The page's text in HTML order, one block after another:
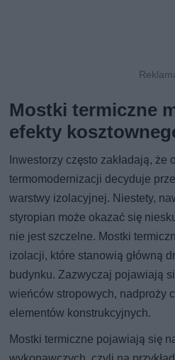
Mostki termiczne
efekty
Inwestorzy często zakładają, że
termomodernizacji decyduje
warstwy izolacyjnej. Niestety,
styropian może okazać się
nie jest szczelne. Mostki
izolacji, które stanowią główną
budynku. Zazwyczaj pojawiają
wieńców stropowych, nadproży
elementów konstrukcyjnych.
Mostki termiczne pojawiają się